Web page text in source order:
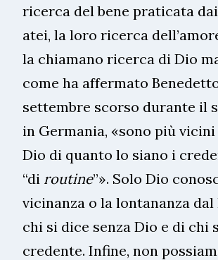
ricerca del bene praticata
atei, la loro ricerca
la chiamano ricerca di Dio
come ha affermato
settembre scorso durante il
in Germania, «sono più vicini
Dio di quanto lo siano i
“di routine”». Solo Dio
vicinanza o la lontananza dal
chi si dice senza Dio e di chi
credente. Infine, non